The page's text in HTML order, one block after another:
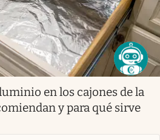
en los cajones de la
y para qué sirve